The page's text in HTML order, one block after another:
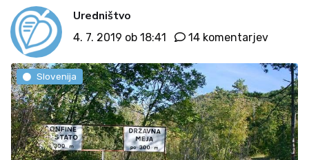
Uredništvo
4. 7. 2019 ob 18:41 14 komentarjev
Slovenija